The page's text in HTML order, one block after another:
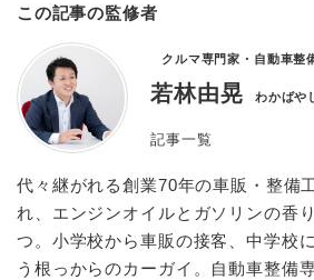
この記事の監修者
クルマ専門家・自動車整
若林由晃 わかばや
記事一覧
代々継がれる創業70年の車販・整備
れ、エンジンオイルとガソリンの香
つ。小学校から車販の接客、中学校
う根っからのカーガイ。自動車整備